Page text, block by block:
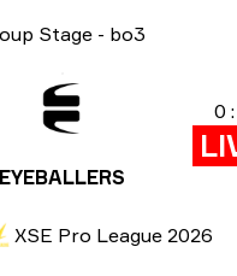
Stage - bo3
0
XSE Pro League 2026